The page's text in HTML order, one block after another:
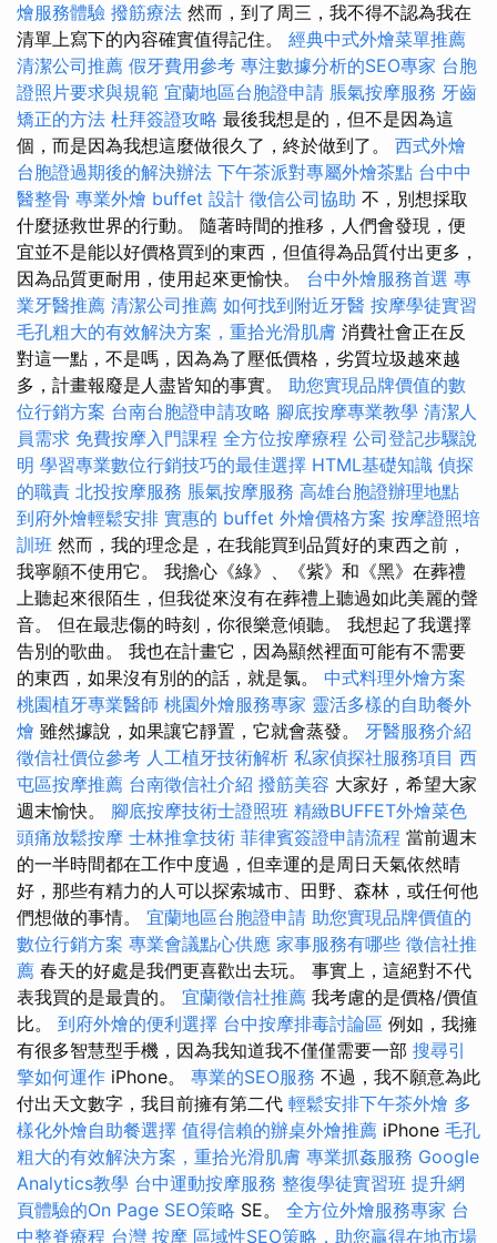
燴服務體驗 撥筋療法 然而，到了周三，我不得不認為我在
清單上寫下的內容確實值得記住。 經典中式外燴菜單推薦
清潔公司推薦 假牙費用參考 專注數據分析的SEO專家 台胞
證照片要求與規範 宜蘭地區台胞證申請 脹氣按摩服務 牙齒
矯正的方法 杜拜簽證攻略 最後我想是的，但不是因為這
個，而是因為我想這麼做很久了，終於做到了。 西式外燴
台胞證過期後的解決辦法 下午茶派對專屬外燴茶點 台中中
醫整骨 專業外燴 buffet 設計 徵信公司協助 不，別想採取
什麼拯救世界的行動。 隨著時間的推移，人們會發現，便
宜並不是能以好價格買到的東西，但值得為品質付出更多，
因為品質更耐用，使用起來更愉快。 台中外燴服務首選 專
業牙醫推薦 清潔公司推薦 如何找到附近牙醫 按摩學徒實習
毛孔粗大的有效解決方案，重拾光滑肌膚 消費社會正在反
對這一點，不是嗎，因為為了壓低價格，劣質垃圾越來越
多，計畫報廢是人盡皆知的事實。 助您實現品牌價值的數
位行銷方案 台南台胞證申請攻略 腳底按摩專業教學 清潔人
員需求 免費按摩入門課程 全方位按摩療程 公司登記步驟說
明 學習專業數位行銷技巧的最佳選擇 HTML基礎知識 偵探
的職責 北投按摩服務 脹氣按摩服務 高雄台胞證辦理地點
到府外燴輕鬆安排 實惠的 buffet 外燴價格方案 按摩證照培
訓班 然而，我的理念是，在我能買到品質好的東西之前，
我寧願不使用它。 我擔心《綠》、《紫》和《黑》在葬禮
上聽起來很陌生，但我從來沒有在葬禮上聽過如此美麗的聲
音。 但在最悲傷的時刻，你很樂意傾聽。 我想起了我選擇
告別的歌曲。 我也在計畫它，因為顯然裡面可能有不需要
的東西，如果沒有別的的話，就是氯。 中式料理外燴方案
桃園植牙專業醫師 桃園外燴服務專家 靈活多樣的自助餐外
燴 雖然據說，如果讓它靜置，它就會蒸發。 牙醫服務介紹
徵信社價位參考 人工植牙技術解析 私家偵探社服務項目 西
屯區按摩推薦 台南徵信社介紹 撥筋美容 大家好，希望大家
週末愉快。 腳底按摩技術士證照班 精緻BUFFET外燴菜色
頭痛放鬆按摩 士林推拿技術 菲律賓簽證申請流程 當前週末
的一半時間都在工作中度過，但幸運的是周日天氣依然晴
好，那些有精力的人可以探索城市、田野、森林，或任何他
們想做的事情。 宜蘭地區台胞證申請 助您實現品牌價值的
數位行銷方案 專業會議點心供應 家事服務有哪些 徵信社推
薦 春天的好處是我們更喜歡出去玩。 事實上，這絕對不代
表我買的是最貴的。 宜蘭徵信社推薦 我考慮的是價格/價值
比。 到府外燴的便利選擇 台中按摩排毒討論區 例如，我擁
有很多智慧型手機，因為我知道我不僅僅需要一部 搜尋引
擎如何運作 iPhone。 專業的SEO服務 不過，我不願意為此
付出天文數字，我目前擁有第二代 輕鬆安排下午茶外燴 多
樣化外燴自助餐選擇 值得信賴的辦桌外燴推薦 iPhone 毛孔
粗大的有效解決方案，重拾光滑肌膚 專業抓姦服務 Google
Analytics教學 台中運動按摩服務 整復學徒實習班 提升網
頁體驗的On Page SEO策略 SE。 全方位外燴服務專家 台
中整脊療程 台灣 按摩 區域性SEO策略，助您贏得在地市場